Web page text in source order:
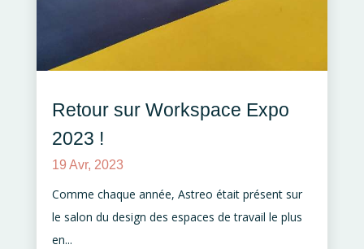
Retour sur Workspace Expo
2023 !
19 Avr, 2023
Comme chaque année, Astreo était présent sur
le salon du design des espaces de travail le plus
en...